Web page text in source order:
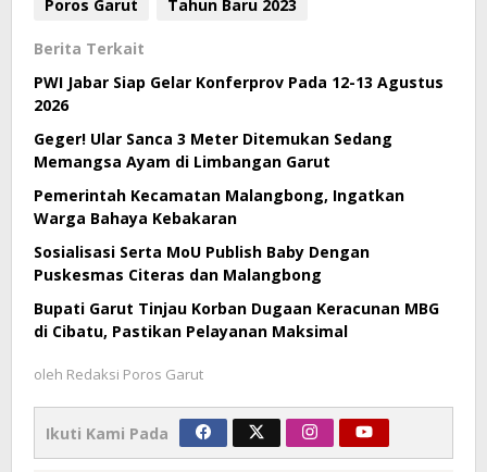
Poros Garut Tahun Baru 2023
Berita Terkait
PWI Jabar Siap Gelar Konferprov Pada 12-13 Agustus
2026
Geger! Ular Sanca 3 Meter Ditemukan Sedang
Memangsa Ayam di Limbangan Garut
Pemerintah Kecamatan Malangbong, Ingatkan
Warga Bahaya Kebakaran
Sosialisasi Serta MoU Publish Baby Dengan
Puskesmas Citeras dan Malangbong
Bupati Garut Tinjau Korban Dugaan Keracunan MBG
di Cibatu, Pastikan Pelayanan Maksimal
oleh Redaksi Poros Garut
Ikuti Kami Pada